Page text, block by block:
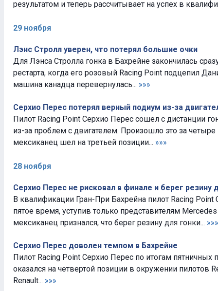
результатом и теперь рассчитывает на успех в
29 ноября
Лэнс Стролл уверен, что потерял большие очки
Для Лэнса Стролла гонка в Бахрейне закончилась
рестарта, когда его розовый Racing Point подцепил
машина канадца перевернулась... »»»
Серхио Перес потерял верный подиум из-за
Пилот Racing Point Серхио Перес сошел с дистанции
из-за проблем с двигателем. Произошло это за
мексиканец шел на третьей позиции... »»»
28 ноября
Серхио Перес не рисковал в финале и берег резину
В квалификации Гран-При Бахрейна пилот Racing Point
пятое время, уступив только представителям
мексиканец признался, что берег резину для гонки... »»»
Серхио Перес доволен темпом в Бахрейне
Пилот Racing Point Серхио Перес по итогам пятничных
оказался на четвертой позиции в окружении пилотов
Renault... »»»